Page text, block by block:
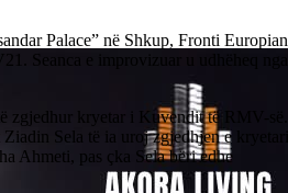
Palace” në Shkup, Fronti Europian
Seanca e improvizuar u udhëheq nga
zgjedhur kryetar i Kuvendit të RMV-së.
Sela të ia uroj zgjedhjen e kryetarit
Ahmeti, pas çka Sela bëri edhe